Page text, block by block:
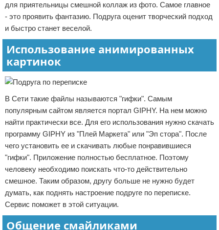
для приятельницы смешной коллаж из фото. Самое главное
- это проявить фантазию. Подруга оценит творческий подход
и быстро станет веселой.
Использование анимированных
картинок
В Сети такие файлы называются "гифки". Самым
популярным сайтом является портал GIPHY. На нем можно
найти практически все. Для его использования нужно скачать
программу GIPHY из "Плей Маркета" или "Эп стора". После
чего установить ее и скачивать любые понравившиеся
"гифки". Приложение полностью бесплатное. Поэтому
человеку необходимо поискать что-то действительно
смешное. Таким образом, другу больше не нужно будет
думать, как поднять настроение подруге по переписке.
Сервис поможет в этой ситуации.
Общение смайликами